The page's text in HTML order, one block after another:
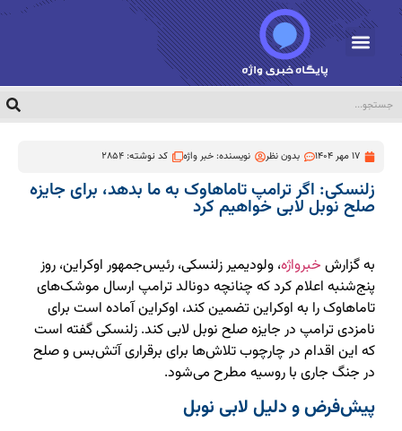
17 مهر 1404 بدون نظر نویسنده:خبر واژه کد نوشته: 2854
زلنسکی: اگر ترامپ تاماهاوک به ما بدهد، برای جایزه
صلح نوبل لابی خواهیم کرد
به گزارش خبرواژه، ولودیمیر زلنسکی، رئیس‌جمهور اوکراین، روز
پنج‌شنبه اعلام کرد که چنانچه دونالد ترامپ ارسال موشک‌های
تاماهاوک را به اوکراین تضمین کند، اوکراین آماده است برای
نامزدی ترامپ در جایزه صلح نوبل لابی کند. زلنسکی گفته است
که این اقدام در چارچوب تلاش‌ها برای برقراری آتش‌بس و صلح
در جنگ جاری با روسیه مطرح می‌شود.
پیش‌فرض و دلیل لابی نوبل